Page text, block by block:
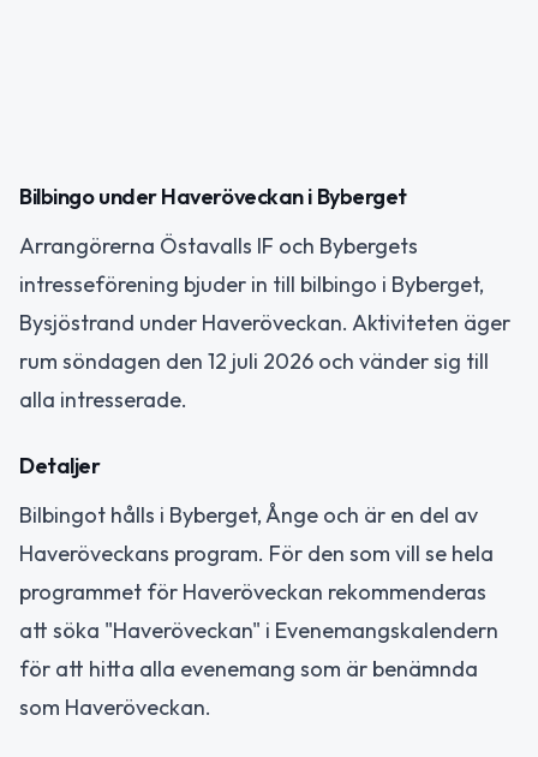
Bilbingo under Haveröveckan i Byberget
Arrangörerna Östavalls IF och Bybergets
intresseförening bjuder in till bilbingo i Byberget,
Bysjöstrand under Haveröveckan. Aktiviteten äger
rum söndagen den 12 juli 2026 och vänder sig till
alla intresserade.
Detaljer
Bilbingot hålls i Byberget, Ånge och är en del av
Haveröveckans program. För den som vill se hela
programmet för Haveröveckan rekommenderas
att söka "Haveröveckan" i Evenemangskalendern
för att hitta alla evenemang som är benämnda
som Haveröveckan.